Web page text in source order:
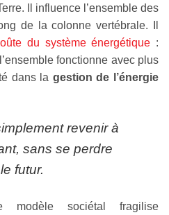
Il influence l’ensemble des
de la colonne vertébrale. Il
du système énergétique :
fonctionne avec plus
dans la gestion de l’énergie
revenir à
sans se perdre
futur.
modèle sociétal fragilise